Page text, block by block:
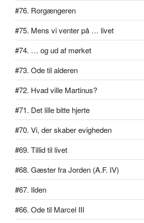
#76. Rorgængeren
#75. Mens vi venter på … livet
#74. … og ud af mørket
#73. Ode til alderen
#72. Hvad ville Martinus?
#71. Det lille bitte hjerte
#70. Vi, der skaber evigheden
#69. Tillid til livet
#68. Gæster fra Jorden (A.F. IV)
#67. Ilden
#66. Ode til Marcel III